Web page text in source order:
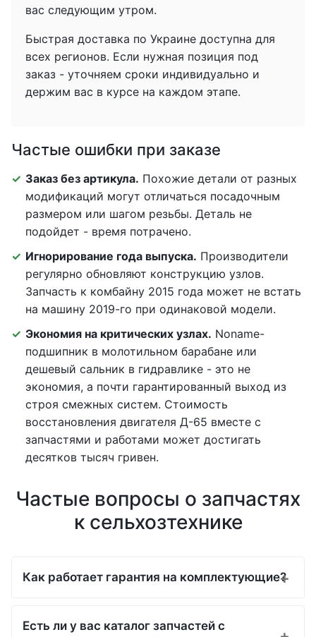
вас следующим утром.
Быстрая доставка по Украине доступна для
всех регионов. Если нужная позиция под
заказ - уточняем сроки индивидуально и
держим вас в курсе на каждом этапе.
Частые ошибки при заказе
Заказ без артикула. Похожие детали от разных
модификаций могут отличаться посадочным
размером или шагом резьбы. Деталь не
подойдет - время потрачено.
Игнорирование года выпуска. Производители
регулярно обновляют конструкцию узлов.
Запчасть к комбайну 2015 года может не встать
на машину 2019-го при одинаковой модели.
Экономия на критических узлах. Noname-
подшипник в молотильном барабане или
дешевый сальник в гидравлике - это не
экономия, а почти гарантированный выход из
строя смежных систем. Стоимость
восстановления двигателя Д-65 вместе с
запчастями и работами может достигать
десятков тысяч гривен.
Частые вопросы о запчастях
к сельхозтехнике
Как работает гарантия на комплектующие?
Есть ли у вас каталог запчастей с